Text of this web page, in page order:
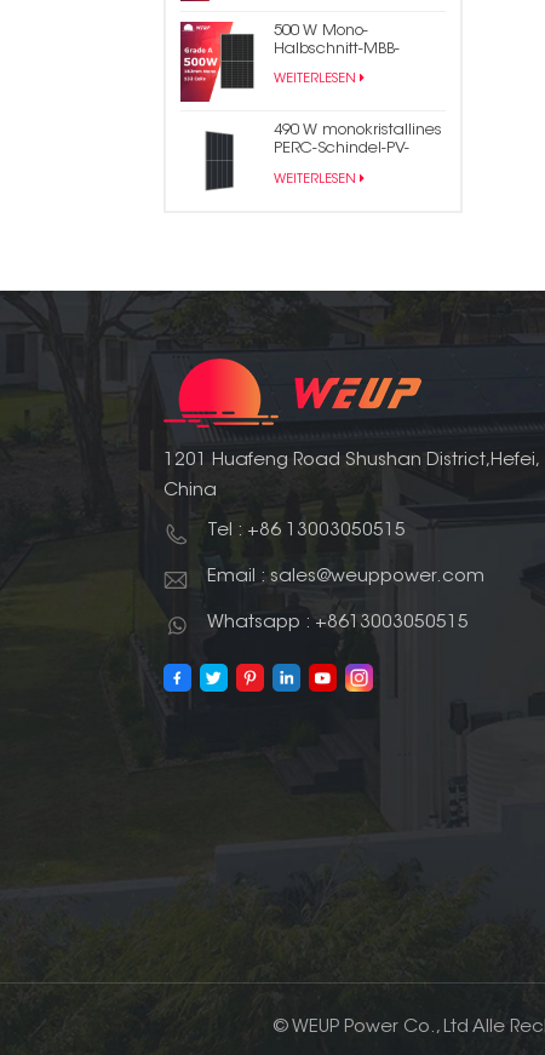
500 W Mono-
Halbschnitt-MBB-
WEITERLESEN
490 W monokristallines
PERC-Schindel-PV-
WEITERLESEN
1201 Huafeng Road Shushan District,Hefei,
China
Tel : +86 13003050515
Email : sales@weuppower.com
Whatsapp : +8613003050515
© WEUP Power Co., Ltd Alle